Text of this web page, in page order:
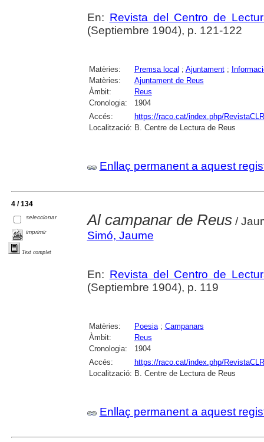
En: Revista del Centro de
(Septiembre 1904), p. 121-122
Matèries: Premsa local ; Ajuntament;
Matèries:
Ajuntament de Reus
Àmbit:
Reus
Cronologia:
1904
Accés:
https://raco.cat/index.php/
Localització: B. Centre de Lectura de Reus
Enllaç permanent a aquest
4 / 134
seleccionar
imprimir
Text complet
Al campanar de Reus/
Simó, Jaume
En: Revista del Centro de
(Septiembre 1904), p. 119
Matèries: Poesia; Campanars
Àmbit:
Reus
Cronologia:
1904
Accés:
https://raco.cat/index.php/
Localització: B. Centre de Lectura de Reus
Enllaç permanent a aquest